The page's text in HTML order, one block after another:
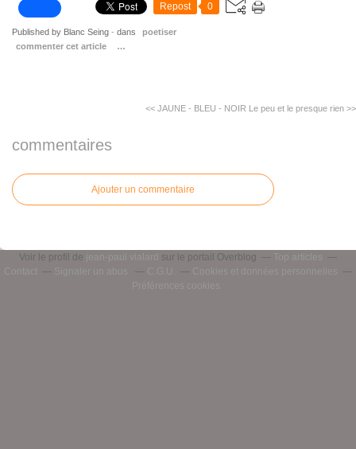
Repost 0
Published by Blanc Seing - dans
poetiser
commenter cet article
…
<< JAUNE - BLEU - NOIR Le peu et le presque rien >>
commentaires
Ajouter un commentaire
Voir le profil de jean-paul vialard sur le portail Overblog
Top articles
Contact
Signaler un abus C.G.U.
Cookies et données personnelles
Préférences cookies